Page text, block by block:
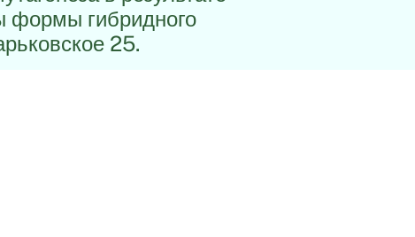
формы гибридного
25.